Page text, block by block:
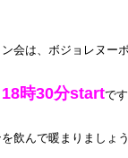
会は、ボジョレヌー
時30分startで
飲んで暖まりましょう